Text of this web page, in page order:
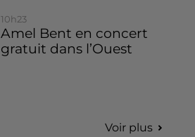
10h23
Amel Bent en concert
gratuit dans l’Ouest
Voir plus